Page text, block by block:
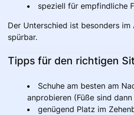
speziell für empfindliche
Der Unterschied ist besonders
spürbar.
Tipps für den richtigen
Schuhe am besten am
anprobieren (Füße sind
genügend Platz im